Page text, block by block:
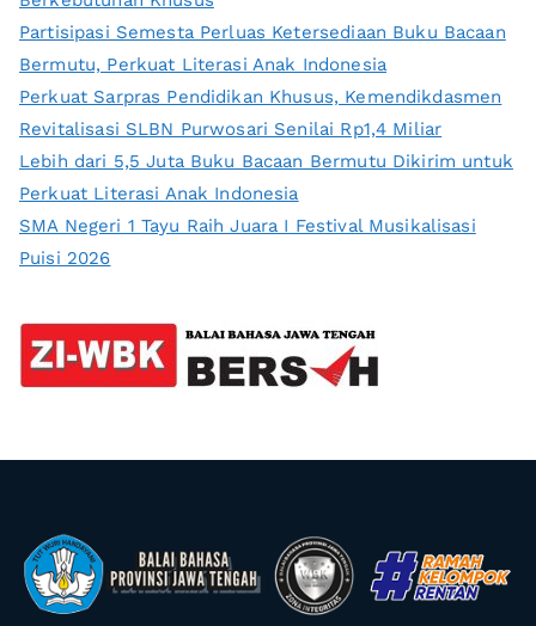
Partisipasi Semesta Perluas Ketersediaan Buku Bacaan
Bermutu, Perkuat Literasi Anak Indonesia
Perkuat Sarpras Pendidikan Khusus, Kemendikdasmen
Revitalisasi SLBN Purwosari Senilai Rp1,4 Miliar
Lebih dari 5,5 Juta Buku Bacaan Bermutu Dikirim untuk
Perkuat Literasi Anak Indonesia
SMA Negeri 1 Tayu Raih Juara I Festival Musikalisasi
Puisi 2026